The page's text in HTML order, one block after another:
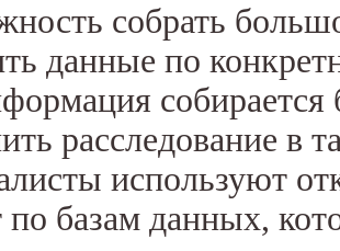
собрать
данные по
собирается
расследование в
используют
по базам данных,